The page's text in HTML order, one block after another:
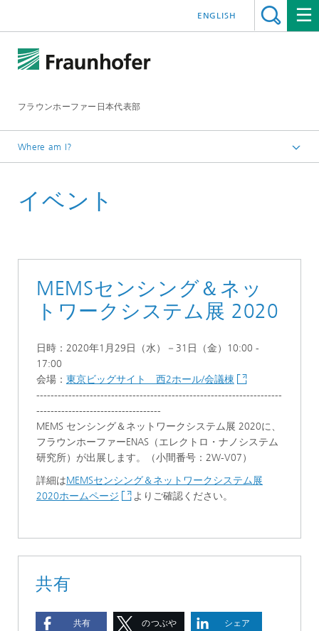
フラウンホーファー日本代表部
ENGLISH
Where am I?
イベント
イベント
MEMSセンシング＆ネッ
トワークシステム展 2020
日時：2020年1月29日（水）－31日（金）10:00 -
17:00
会場： 東京ビッグサイト 西2ホール/会議棟
---------------------------------------------------------------------
-----------------------------------
MEMS センシング＆ネットワークシステム展 2020に、
フラウンホーファーENAS（エレクトロ・ナノシステム
研究所）が出展します。（小間番号：2W-V07）
詳細はMEMSセンシング＆ネットワークシステム展
2020ホームページ
よりご確認ください。
共有
共有 のつぶや シェア